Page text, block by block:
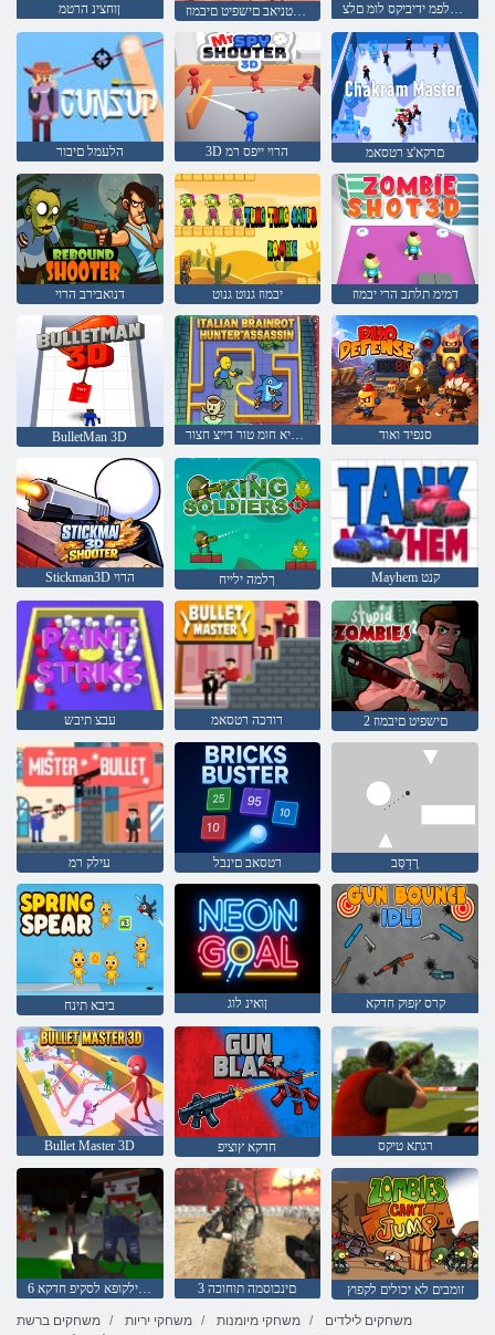
ןוחצינ הרטמ טנרטניאב םישפיט םיבמוז הנהמ ברק :תצלפמ ידיביקס לומ םלצ
הלעמל םיבור 3D הרוי ייפס רמ םרקא'צ רטסאמ
דנואבירב הרוי יבמוז גנוט גנוט דמימ תלתב הרי יבמוז
BulletMan 3D יקלטיא חומ טור דייצ חצור סנפיד ואוד
Stickman3D הרוי ךלמה ילייח Mayhem קנט
עבצ תיבש רודכה רטסאמ 2 םישפיט םיבמוז
עילק רמ רטסאב םינבל רֶדֵסְּב
ביבא תינח ןואינ לוג קרס ץפוק חדקא
Bullet Master 3D חדקא ץוציפ רגתא טיקס
6 הספילקופא לסקיפ חדקא 3 םינכוסמה תוחוכה
זומבים לא יכולים לקפוץ
משחקים ברשת
משחקי יריות משחקי מיומנות
משחקים לילדים